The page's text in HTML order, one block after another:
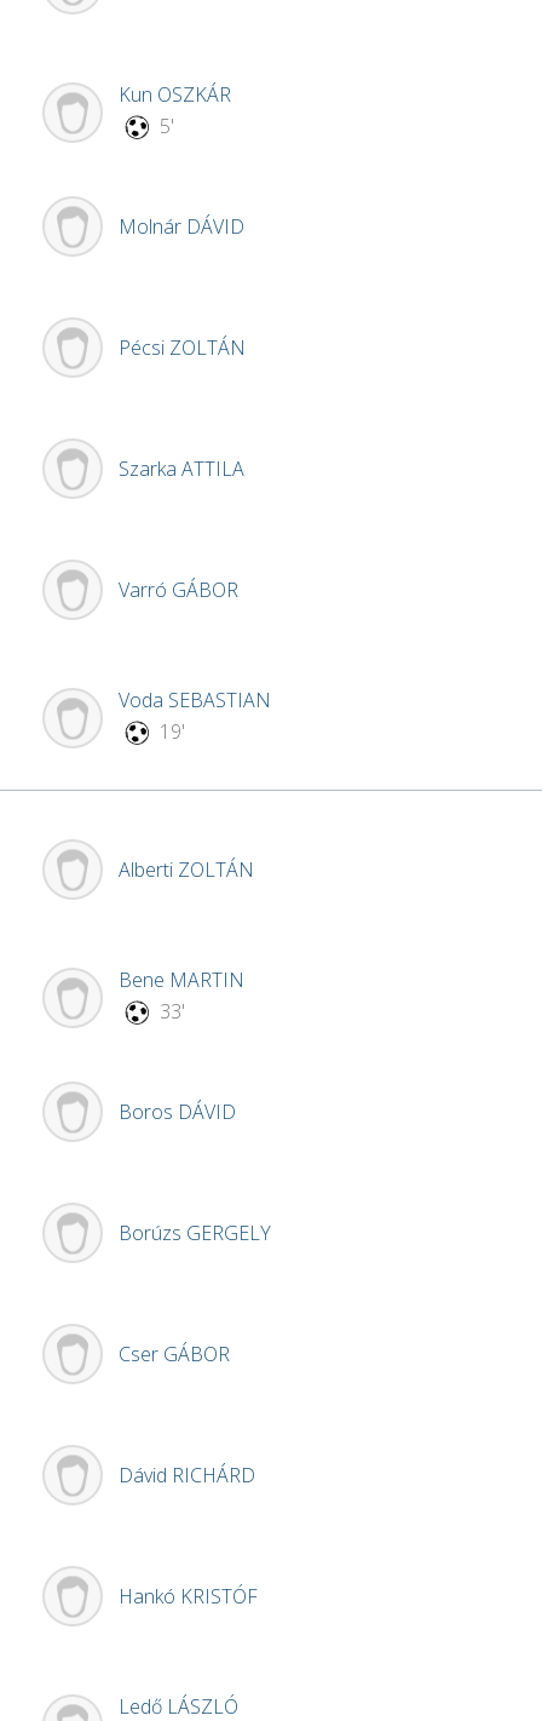
Kun OSZKÁR
5'
Molnár DÁVID
Pécsi ZOLTÁN
Szarka ATTILA
Varró GÁBOR
Voda SEBASTIAN
19'
Alberti ZOLTÁN
Bene MARTIN
33'
Boros DÁVID
Borúzs GERGELY
Cser GÁBOR
Dávid RICHÁRD
Hankó KRISTÓF
Ledő LÁSZLÓ